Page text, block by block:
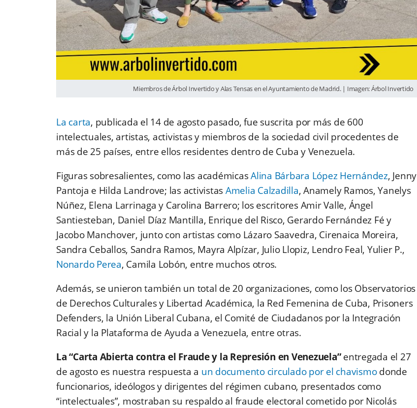
Miembros de Árbol Invertido y Alas Tensas en el Ayuntamiento de Madrid. | Imagen: Árbol Invertido
La carta, publicada el 14 de agosto pasado, fue suscrita por más de 600
intelectuales, artistas, activistas y miembros de la sociedad civil procedentes de
más de 25 países, entre ellos residentes dentro de Cuba y Venezuela.
Figuras sobresalientes, como las académicasAlina Bárbara López Hernández, Jenny
Pantoja e Hilda Landrove; las activistasAmelia Calzadilla, Anamely Ramos, Yanelys
Núñez, Elena Larrinaga y Carolina Barrero; los escritores Amir Valle, Ángel
Santiesteban, Daniel Díaz Mantilla, Enrique del Risco, Gerardo Fernández Fé y
Jacobo Manchover, junto con artistas como Lázaro Saavedra, Cirenaica Moreira,
Sandra Ceballos, Sandra Ramos, Mayra Alpízar, Julio Llopiz, Lendro Feal, Yulier P.,
Nonardo Perea, Camila Lobón, entre muchos otros.
Además, se unieron también un total de 20 organizaciones, como los Observatorios
de Derechos Culturales y Libertad Académica, la Red Femenina de Cuba, Prisoners
Defenders, la Unión Liberal Cubana, el Comité de Ciudadanos por la Integración
Racial y la Plataforma de Ayuda a Venezuela, entre otras.
La “Carta Abierta contra el Fraude y la Represión en Venezuela”entregada el 27
de agosto es nuestra respuesta a un documento circulado por el chavismodonde
funcionarios, ideólogos y dirigentes del régimen cubano, presentados como
“intelectuales”, mostraban su respaldo al fraude electoral cometido por Nicolás